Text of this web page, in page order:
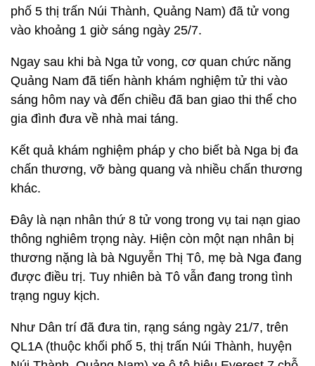
phố 5 thị trấn Núi Thành, Quảng Nam) đã tử vong
vào khoảng 1 giờ sáng ngày 25/7.
Ngay sau khi bà Nga tử vong, cơ quan chức năng
Quảng Nam đã tiến hành khám nghiệm tử thi vào
sáng hôm nay và đến chiều đã ban giao thi thể cho
gia đình đưa về nhà mai táng.
Kết quả khám nghiệm pháp y cho biết bà Nga bị đa
chấn thương, vỡ bàng quang và nhiều chấn thương
khác.
Đây là nạn nhân thứ 8 tử vong trong vụ tai nạn giao
thông nghiêm trọng này. Hiện còn một nạn nhân bị
thương nặng là bà Nguyễn Thị Tô, mẹ bà Nga đang
được điều trị. Tuy nhiên bà Tô vẫn đang trong tình
trạng nguy kịch.
Như Dân trí đã đưa tin, rạng sáng ngày 21/7, trên
QL1A (thuộc khối phố 5, thị trấn Núi Thành, huyện